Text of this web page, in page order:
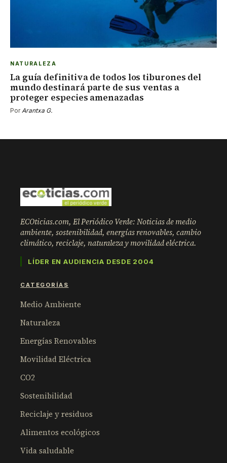
NATURALEZA
La guía definitiva de todos los tiburones del
mundo destinará parte de sus ventas a
proteger especies amenazadas
PorArantxa G.
ECOticias.com, El Periódico Verde: Noticias de medio
ambiente, sostenibilidad, energías renovables, cambio
climático, reciclaje, naturaleza y movilidad eléctrica.
LÍDER EN AUDIENCIA DESDE 2004
CATEGORÍAS
Medio Ambiente
Naturaleza
Energías Renovables
Movilidad Eléctrica
CO2
Sostenibilidad
Reciclaje y residuos
Alimentos ecológicos
Vida saludable